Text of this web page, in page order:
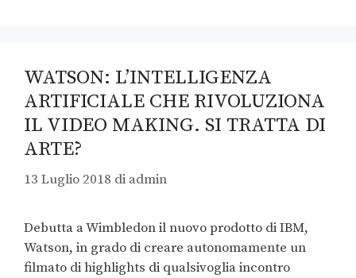
WATSON: L’INTELLIGENZA
ARTIFICIALE CHE RIVOLUZIONA
IL VIDEO MAKING. SI TRATTA DI
ARTE?
13 Luglio 2018 di admin
Debutta a Wimbledon il nuovo prodotto di IBM,
Watson, in grado di creare autonomamente un
filmato di highlights di qualsivoglia incontro